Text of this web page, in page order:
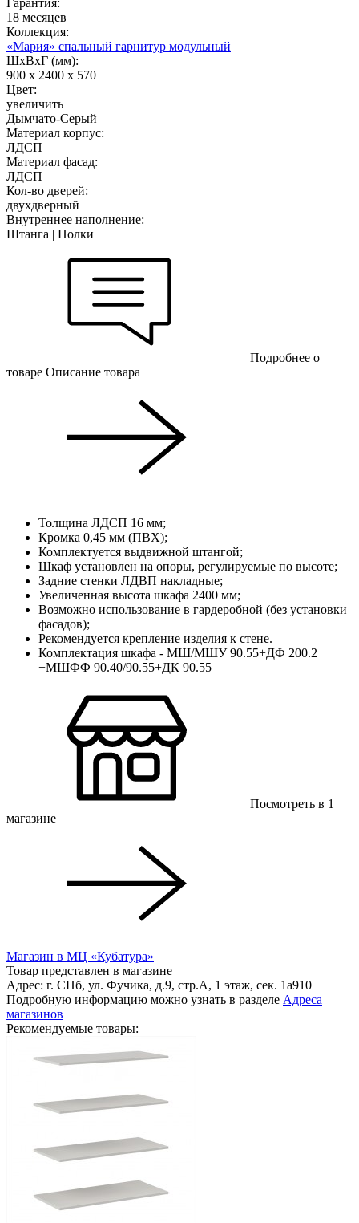
18 месяцев
Коллекция:
«Мария» спальный гарнитур модульный
ШхВхГ (мм):
900 х 2400 х 570
Цвет:
увеличить
Дымчато-Серый
Материал корпус:
ЛДСП
Материал фасад:
ЛДСП
Кол-во дверей:
двухдверный
Внутреннее наполнение:
Штанга | Полки
Подробнее о
товаре Описание товара
Толщина ЛДСП 16 мм;
Кромка 0,45 мм (ПВХ);
Комплектуется выдвижной штангой;
Шкаф установлен на опоры, регулируемые по высоте;
Задние стенки ЛДВП накладные;
Увеличенная высота шкафа 2400 мм;
Возможно использование в гардеробной (без установки
фасадов);
Рекомендуется крепление изделия к стене.
Комплектация шкафа - МШ/МШУ 90.55+ДФ 200.2
+МШФФ 90.40/90.55+ДК 90.55
Посмотреть в 1
магазинe
Магазин в МЦ «Кубатура»
Товар представлен в магазине
Адрес: г. СПб, ул. Фучика, д.9, стр.А, 1 этаж, сек. 1a910
Подробную информацию можно узнать в разделе Адреса
магазинов
Рекомендуемые товары: